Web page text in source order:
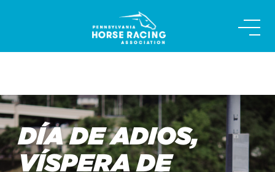
DÍA DE ADIOS,
VÍSPERA DE